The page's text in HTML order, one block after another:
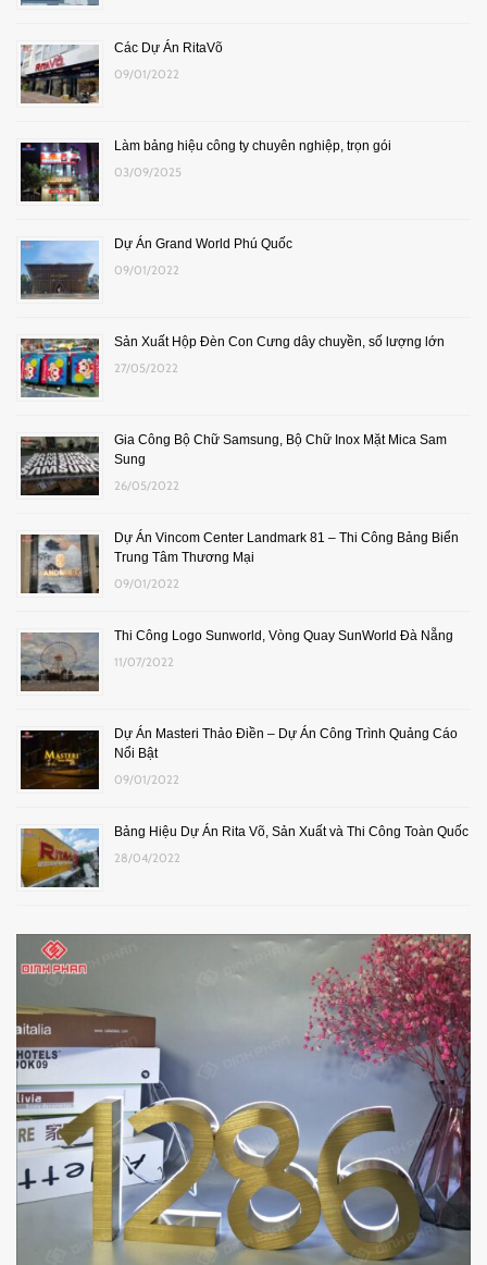
Các Dự Án RitaVõ
09/01/2022
Làm bảng hiệu công ty chuyên nghiệp, trọn gói
03/09/2025
Dự Án Grand World Phú Quốc
09/01/2022
Sản Xuất Hộp Đèn Con Cưng dây chuyền, số lượng lớn
27/05/2022
Gia Công Bộ Chữ Samsung, Bộ Chữ Inox Mặt Mica Sam
Sung
26/05/2022
Dự Án Vincom Center Landmark 81 – Thi Công Bảng Biển
Trung Tâm Thương Mại
09/01/2022
Thi Công Logo Sunworld, Vòng Quay SunWorld Đà Nẵng
11/07/2022
Dự Án Masteri Thảo Điền – Dự Án Công Trình Quảng Cáo
Nổi Bật
09/01/2022
Bảng Hiệu Dự Án Rita Võ, Sản Xuất và Thi Công Toàn Quốc
28/04/2022